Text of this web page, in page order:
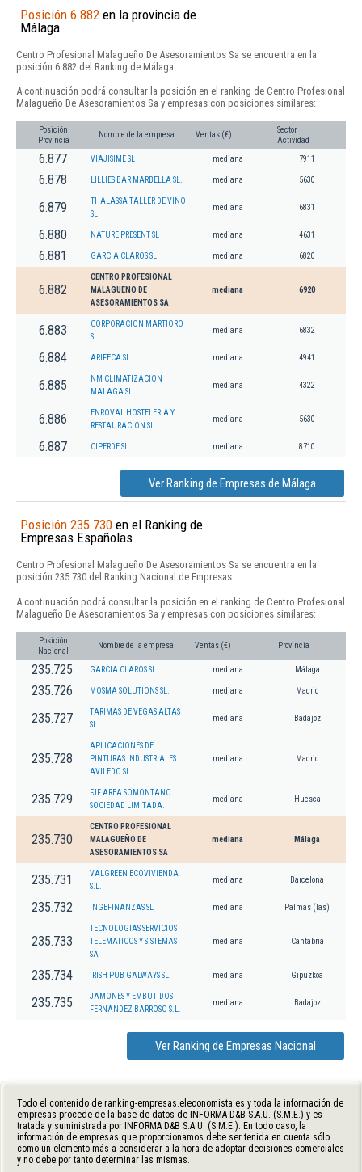
Posición 6.882 en la provincia de
Málaga
Centro Profesional Malagueño De Asesoramientos Sa se encuentra en la
posición 6.882 del Ranking de Málaga.
A continuación podrá consultar la posición en el ranking de Centro Profesional
Malagueño De Asesoramientos Sa y empresas con posiciones similares:
Posición
Provincia
Nombre de la empresa Ventas (€)
Sector
Actividad
6.877 VIAJISIME SL mediana 7911
6.878 LILLIES BAR MARBELLA SL. mediana 5630
6.879
THALASSA TALLER DE VINO
SL
mediana 6831
6.880 NATURE PRESENT SL mediana 4631
6.881 GARCIA CLAROS SL mediana 6820
6.882
CENTRO PROFESIONAL
MALAGUEÑO DE
ASESORAMIENTOS SA
mediana 6920
6.883
CORPORACION MARTIORO
SL
mediana 6832
6.884 ARIFECA SL mediana 4941
6.885
NM CLIMATIZACION
MALAGA SL
mediana 4322
6.886
ENROVAL HOSTELERIA Y
RESTAURACION SL.
mediana 5630
6.887 CIPERDE SL. mediana 8710
Ver Ranking de Empresas de Málaga
Posición 235.730 en el Ranking de
Empresas Españolas
Centro Profesional Malagueño De Asesoramientos Sa se encuentra en la
posición 235.730 del Ranking Nacional de Empresas.
A continuación podrá consultar la posición en el ranking de Centro Profesional
Malagueño De Asesoramientos Sa y empresas con posiciones similares:
Posición
Nacional
Nombre de la empresa Ventas (€) Provincia
235.725 GARCIA CLAROS SL mediana Málaga
235.726 MOSMA SOLUTIONS SL. mediana Madrid
235.727
TARIMAS DE VEGAS ALTAS
SL
mediana Badajoz
235.728
APLICACIONES DE
PINTURAS INDUSTRIALES
AVILEDO SL.
mediana Madrid
235.729
FJF AREA SOMONTANO
SOCIEDAD LIMITADA.
mediana Huesca
235.730
CENTRO PROFESIONAL
MALAGUEÑO DE
ASESORAMIENTOS SA
mediana Málaga
235.731
VALGREEN ECOVIVIENDA
S.L.
mediana Barcelona
235.732 INGEFINANZAS SL mediana Palmas (las)
235.733
TECNOLOGIAS SERVICIOS
TELEMATICOS Y SISTEMAS
SA
mediana Cantabria
235.734 IRISH PUB GALWAYS SL. mediana Gipuzkoa
235.735
JAMONES Y EMBUTIDOS
FERNANDEZ BARROSO S.L.
mediana Badajoz
Ver Ranking de Empresas Nacional
Todo el contenido de ranking-empresas.eleconomista.es y toda la información de
empresas procede de la base de datos de INFORMA D&B S.A.U. (S.M.E.) y es
tratada y suministrada por INFORMA D&B S.A.U. (S.M.E.). En todo caso, la
información de empresas que proporcionamos debe ser tenida en cuenta sólo
como un elemento más a considerar a la hora de adoptar decisiones comerciales
y no debe por tanto determinar las mismas.